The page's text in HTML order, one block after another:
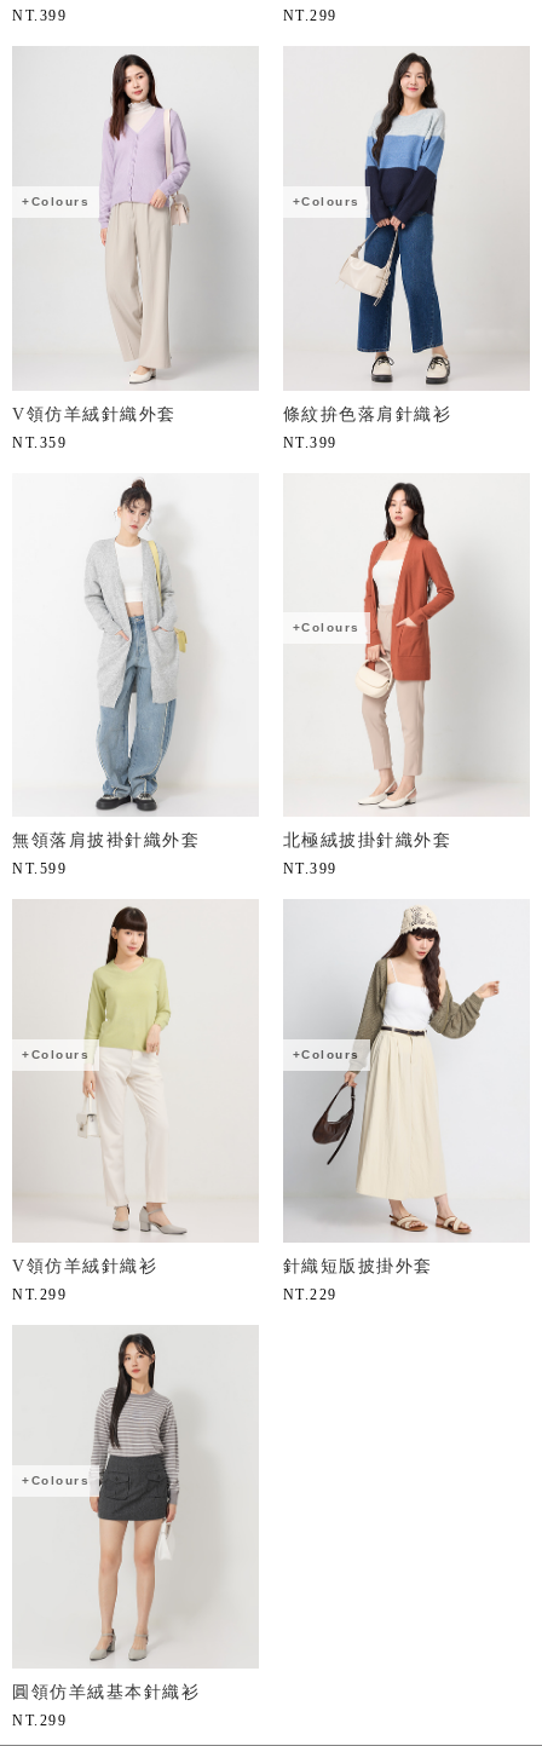
NT. 399 NT.299
+Colours
V領仿羊絨針織外套
NT. 359
+Colours
條紋拚色落肩針織衫
NT. 399
無領落肩披褂針織外套
NT. 599
+Colours
北極絨披掛針織外套
NT.399
+Colours
V領仿羊絨針織衫
NT. 299
+Colours
針織短版披掛外套
NT.229
+Colours
圓領仿羊絨基本針織衫
NT. 299